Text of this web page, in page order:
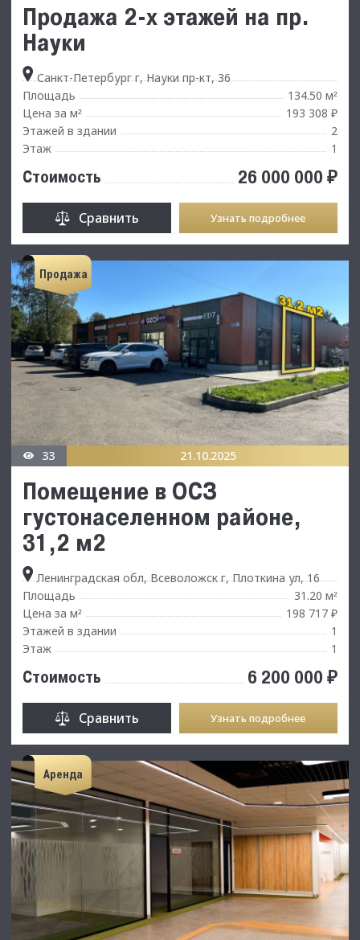
Продажа 2-х этажей на пр.
Науки
Санкт-Петербург г, Науки пр-кт, 36
Площадь
134.50 м²
Цена за м²
193 308 ₽
Этажей в здании
2
Этаж
1
Стоимость 26 000 000 ₽
Сравнить Узнать подробнее
Продажа
33 21.10.2025
Помещение в ОСЗ
густонаселенном районе,
31,2 м2
Ленинградская обл, Всеволожск г, Плоткина ул, 16
Площадь
31.20 м²
Цена за м²
198 717 ₽
Этажей в здании
1
Этаж
1
Стоимость 6 200 000 ₽
Сравнить Узнать подробнее
Аренда